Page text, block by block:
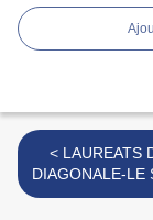
< LAUREATS DU PRIX
DIAGONALE-LE